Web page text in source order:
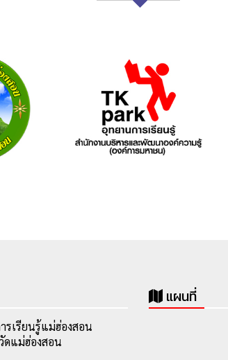
เรียนรู้แม่ฮ่องสอน
ดแม่ฮ่องสอน
แผนที่